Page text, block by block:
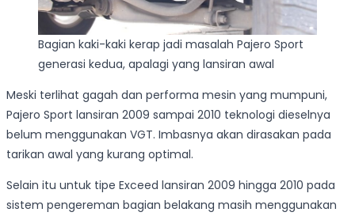
Bagian kaki-kaki kerap jadi masalah Pajero Sport
generasi kedua, apalagi yang lansiran awal
Meski terlihat gagah dan performa mesin yang mumpuni,
Pajero Sport lansiran 2009 sampai 2010 teknologi dieselnya
belum menggunakan VGT. Imbasnya akan dirasakan pada
tarikan awal yang kurang optimal.
Selain itu untuk tipe Exceed lansiran 2009 hingga 2010 pada
sistem pengereman bagian belakang masih menggunakan